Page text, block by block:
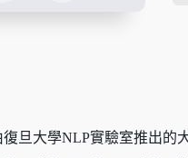
旦大學NLP實驗室推出的